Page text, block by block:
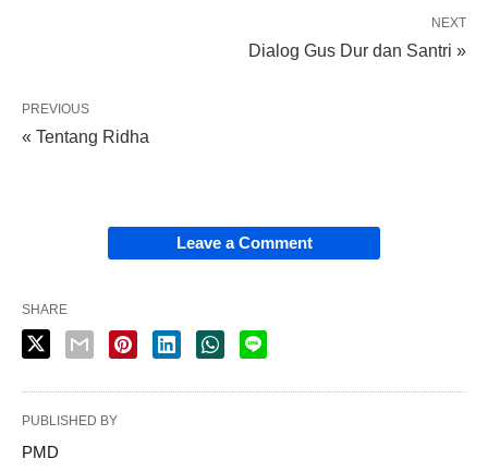
NEXT
Dialog Gus Dur dan Santri »
PREVIOUS
« Tentang Ridha
Leave a Comment
SHARE
PUBLISHED BY
PMD